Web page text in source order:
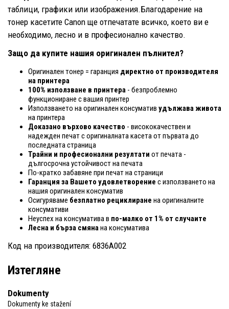
таблици, графики или изображения.Благодарение на
тонер касетите Canon ще отпечатате всичко, което ви е
необходимо, лесно и в професионално качество.
Защо да купите нашия оригинален пълнител?
Оригинален тонер = гаранция директно от производителя
на принтера
100% използване в принтера - безпроблемно
функциониране с вашия принтер
Използването на оригинален консуматив удължава живота
на принтера
Доказано върхово качество - висококачествен и
надежден печат с оригиналната касета от първата до
последната страница
Трайни и професионални резултати от печата -
дългосрочна устойчивост на печата
По-кратко забавяне при печат на страници
Гаранция за Вашето удовлетворение с използването на
нашия оригинален консуматив
Осигуряваме безплатно рециклиране на оригиналните
консумативи
Неуспех на консуматива в по-малко от 1% от случаите
Лесна и бърза смянана консуматива
Код на производителя: 6836A002
Изтегляне
Dokumenty
Dokumenty ke stažení